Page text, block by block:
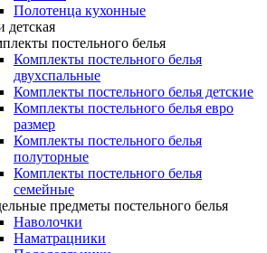
Полотенца кухонные
детская
постельного белья
Комплекты постельного белья
двухспальные
Комплекты постельного белья детские
Комплекты постельного белья евро
размер
Комплекты постельного белья
полуторные
Комплекты постельного белья
семейные
предметы постельного белья
Наволочки
Наматрацники